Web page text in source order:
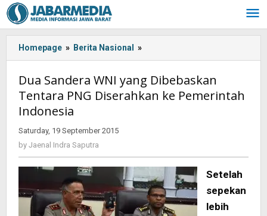
Skip
to
content
Homepage » Berita Nasional »
Sandera
yang
Dibebaskan
Pemerintah
Indonesia
Dua Sandera WNI yang Dibebaskan
Tentara PNG Diserahkan ke Pemerintah
Indonesia
Saturday, 19 September 2015
Saputra
by Jaenal Indra Saputra
Setelah
sepekan
lebih